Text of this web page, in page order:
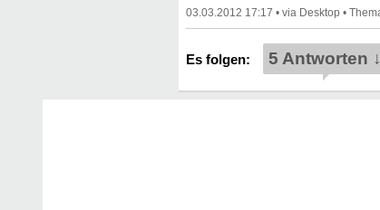
03.03.2012 17:17 • •
5 Antworten ↓